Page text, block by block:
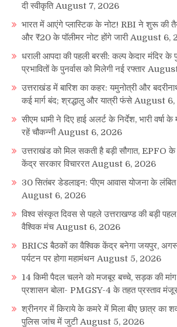
दी स्वीकृति August 7, 2026
भारत में आएंगे प्लास्टिक के नोट! RBI ने शुरू की
और ₹20 के पॉलीमर नोट होंगे जारी August 6,
धराली आपदा की पहली बरसी: कल्प केदार मंदिर के
प्रभावितों के पुनर्वास को मिलेगी नई रफ्तार
उत्तराखंड में बारिश का कहर: यमुनोत्री और
कई मार्ग बंद; श्रद्धालु और यात्री फंसे August 6,
सीएम धामी ने दिए हाई अलर्ट के निर्देश, भारी वर्षा
रहें चौकन्नी August 6, 2026
उत्तराखंड को मिल सकती है बड़ी सौगात, EPFO
केंद्र सरकार विचाररत August 6, 2026
30 सितंबर डेडलाइन: पीएम आवास योजना के
August 6, 2026
विश्व संस्कृत दिवस से पहले उत्तराखण्ड की बड़ी
वैश्विक मंच August 6, 2026
BRICS बैठकों का वैश्विक केंद्र बनेगा जयपुर, अगस्त
पर्यटन पर होगा महामंथन August 5, 2026
14 किमी पैदल चलने को मजबूर बच्चे, सड़क की मांग
प्रशासन बोला- PMGSY-4 के तहत प्रस्ताव
श्रीनगर में किराये के कमरे में मिला बीए छात्र का
पुलिस जांच में जुटी August 5, 2026